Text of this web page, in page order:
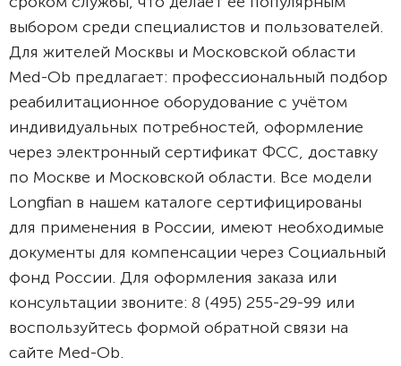
выбором среди специалистов и пользователей.
Для жителей Москвы и Московской области
Med-Ob предлагает: профессиональный подбор
реабилитационное оборудование с учётом
индивидуальных потребностей, оформление
через электронный сертификат ФСС, доставку
по Москве и Московской области. Все модели
Longfian в нашем каталоге сертифицированы
для применения в России, имеют необходимые
документы для компенсации через Социальный
фонд России. Для оформления заказа или
консультации звоните: 8 (495) 255-29-99 или
воспользуйтесь формой обратной связи на
сайте Med-Ob.